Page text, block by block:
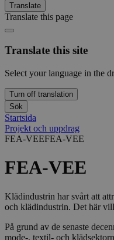
Translate
Translate this page
Translate this site
Select your language in the
Turn off translation
Sök
Startsida
Projekt och uppdrag
FEA-VEEFEA-VEE
FEA-VEE
Klädindustrin har svårt att
och klädindustrin. Det här
På grund av de senaste
mode-, textil- och